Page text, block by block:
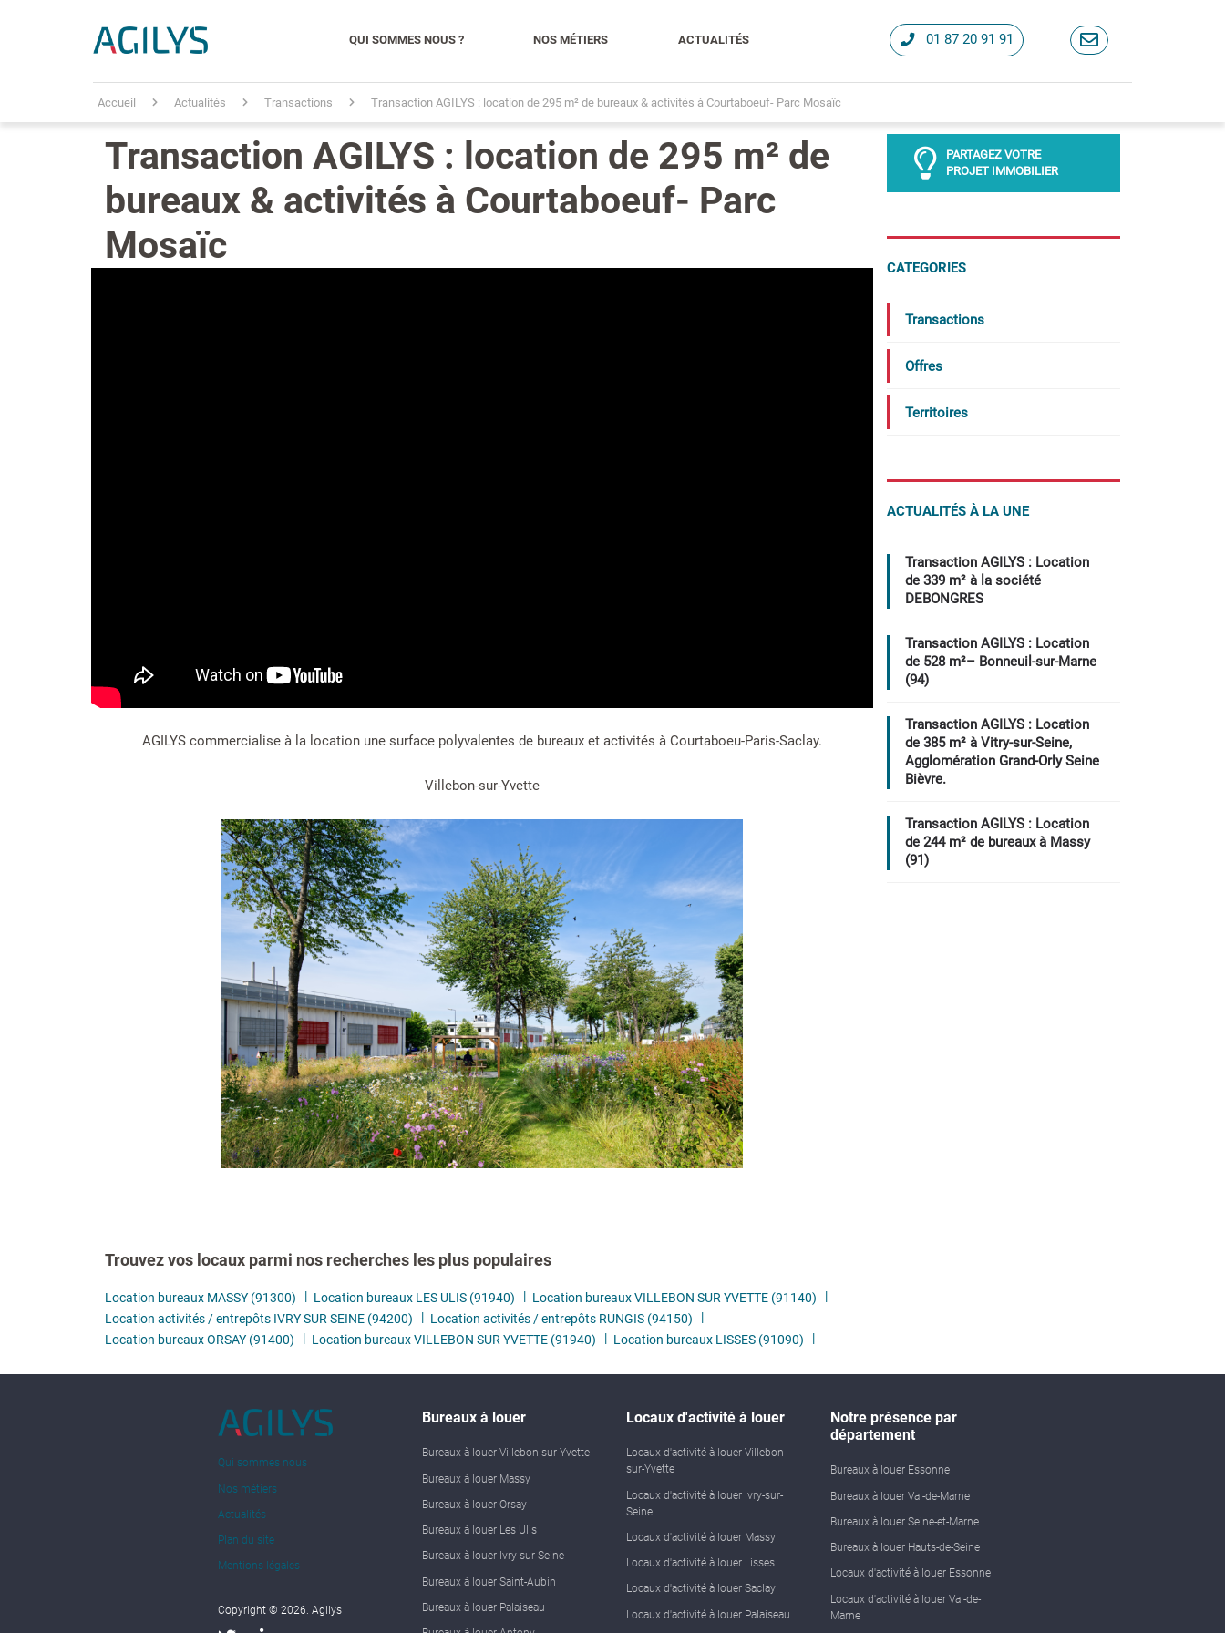
QUI SOMMES NOUS ? NOS MÉTIERS ACTUALITÉS 01 87 20 91 91
Accueil Actualités Transactions Transaction AGILYS : location de 295 m² de bureaux & activités à Courtaboeuf- Parc Mosaïc
Transaction AGILYS : location de 295 m² de
bureaux & activités à Courtaboeuf- Parc
Mosaïc
AGILYS commercialise à la location une surface polyvalentes de bureaux et activités à Courtaboeu-Paris-Saclay.
Villebon-sur-Yvette
Trouvez vos locaux parmi nos recherches les plus populaires
Location bureaux MASSY (91300) Location bureaux LES ULIS (91940)
Location bureaux VILLEBON SUR YVETTE (91140)
Location activités / entrepôts IVRY SUR SEINE (94200)
Location activités / entrepôts RUNGIS (94150)
Location bureaux ORSAY (91400)
Location bureaux VILLEBON SUR YVETTE (91940) Location bureaux LISSES (91090)
PARTAGEZ VOTRE
PROJET IMMOBILIER
CATEGORIES
Transactions
Offres
Territoires
ACTUALITÉS À LA UNE
Transaction AGILYS : Location
de 339 m² à la société
DEBONGRES
Transaction AGILYS : Location
de 528 m²– Bonneuil-sur-Marne
(94)
Transaction AGILYS : Location
de 385 m² à Vitry-sur-Seine,
Agglomération Grand-Orly Seine
Bièvre.
Transaction AGILYS : Location
de 244 m² de bureaux à Massy
(91)
Qui sommes nous
Nos métiers
Actualités
Plan du site
Mentions légales
Copyright © 2026. Agilys
Bureaux à louer
Bureaux à louer Villebon-sur-Yvette
Bureaux à louer Massy
Bureaux à louer Orsay
Bureaux à louer Les Ulis
Bureaux à louer Ivry-sur-Seine
Bureaux à louer Saint-Aubin
Bureaux à louer Palaiseau
Locaux d'activité à louer
Locaux d'activité à louer Villebon-
sur-Yvette
Locaux d'activité à louer Ivry-sur-
Seine
Locaux d'activité à louer Massy
Locaux d'activité à louer Lisses
Locaux d'activité à louer Saclay
Locaux d'activité à louer Palaiseau
Notre présence par
département
Bureaux à louer Essonne
Bureaux à louer Val-de-Marne
Bureaux à louer Seine-et-Marne
Bureaux à louer Hauts-de-Seine
Locaux d'activité à louer Essonne
Locaux d'activité à louer Val-de-
Marne